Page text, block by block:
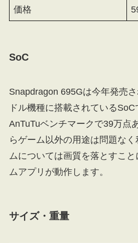
価格
SoC
Snapdragon 695Gは今年発売
ドル機種に搭載されているSoC
AnTuTuベンチマークで39万点
らゲーム以外の用途は問題な
ムについては画質を落とすこ
ムアプリが動作します。
サイズ・重量